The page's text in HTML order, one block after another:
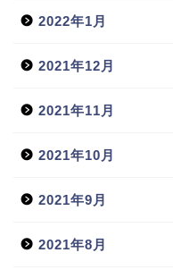
2022年1月
2021年12月
2021年11月
2021年10月
2021年9月
2021年8月